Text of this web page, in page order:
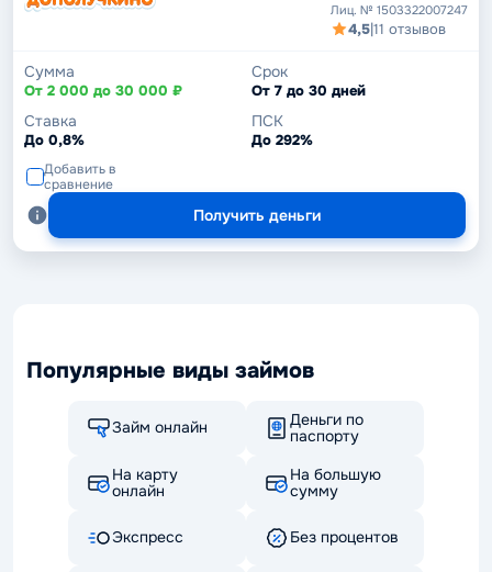
Лиц. № 1503322007247
4,5|11 отзывов
Сумма
От 2 000 до 30 000 ₽
Срок
От 7 до 30 дней
Ставка
До 0,8%
ПСК
До 292%
Добавить в
сравнение
Получить деньги
Популярные виды займов
Займ онлайн
Деньги по
паспорту
На карту
онлайн
На большую
сумму
Экспресс Без процентов